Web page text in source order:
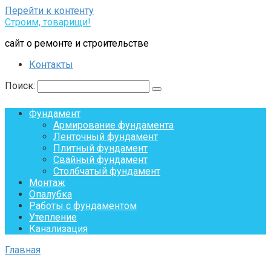
Перейти к контенту
Строим, товарищи!
сайт о ремонте и строительстве
Контакты
Поиск:
Фундамент
Армирование фундамента
Ленточный фундамент
Плитный фундамент
Свайный фундамент
Столбчатый фундамент
Монтаж
Опалубка
Работы с фундаментом
Утепление
Канализация
Главная